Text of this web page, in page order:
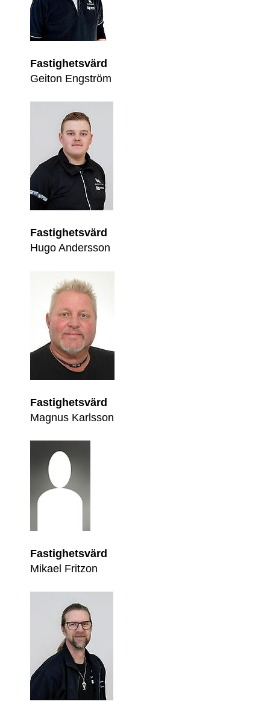
Fastighetsvärd
Geiton Engström
Fastighetsvärd
Hugo Andersson
Fastighetsvärd
Magnus Karlsson
Fastighetsvärd
Mikael Fritzon